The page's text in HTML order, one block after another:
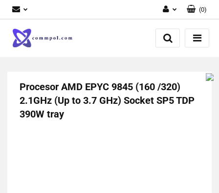
Zaloguj się
Zarejestruj się
(0)
Procesor AMD EPYC 9845 (160 /320)
2.1GHz (Up to 3.7 GHz) Socket SP5 TDP
390W tray